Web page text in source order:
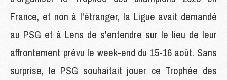
France, et non à l'étranger, la Ligue avait demandé
au PSG et à Lens de s'entendre sur le lieu de leur
affrontement prévu le week-end du 15-16 août. Sans
surprise, le PSG souhaitait jouer ce Trophée des